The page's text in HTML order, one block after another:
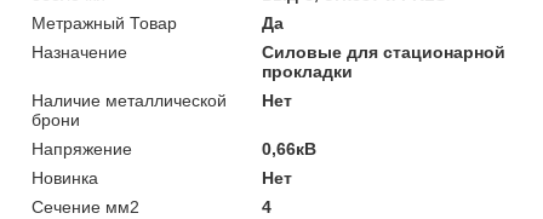
Метражный Товар
Да
Назначение
Силовые для стационарной
прокладки
Наличие металлической
брони
Нет
Напряжение
0,66кВ
Новинка
Нет
Сечение мм2
4